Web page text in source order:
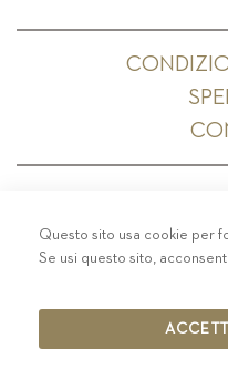
PRIVACY-
Questo sito usa cookie per
Se usi questo sito,